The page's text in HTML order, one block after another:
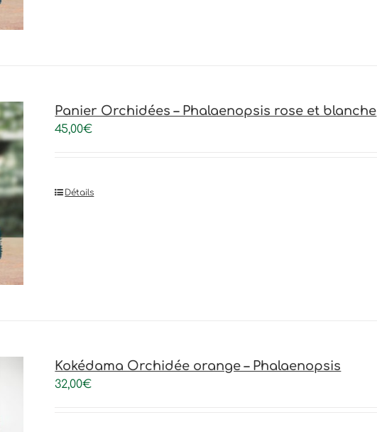
Panier Orchidées – Phalaenopsis rose et blanche
45,00€
Détails
Kokédama Orchidée orange – Phalaenopsis
32,00€